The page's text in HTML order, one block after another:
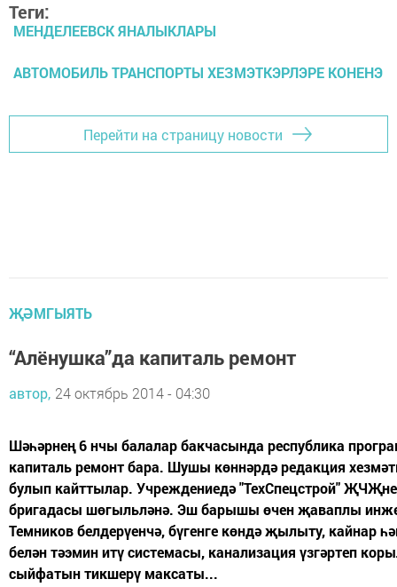
Теги:
МЕНДЕЛЕЕВСК ЯНАЛЫКЛАРЫ
АВТОМОБИЛЬ ТРАНСПОРТЫ ХЕЗМЭТКЭРЛЭРЕ КОНЕНЭ
Перейти на страницу новости
ҖӘМГЫЯТЬ
“Алёнушка”да капиталь ремонт
автор, 24 октябрь 2014 - 04:30
Шәһәрнең 6 нчы балалар бакчасында республика
капиталь ремонт бара. Шушы көннәрдә редакция
булып кайттылар. Учреждениедә "ТехСпецстрой"
бригадасы шөгыльләнә. Эш барышы өчен җаваплы
Темников белдерүенчә, бүгенге көндә җылыту, кайнар
белән тәэмин итү системасы, канализация үзгәртеп
сыйфатын тикшерү максаты...